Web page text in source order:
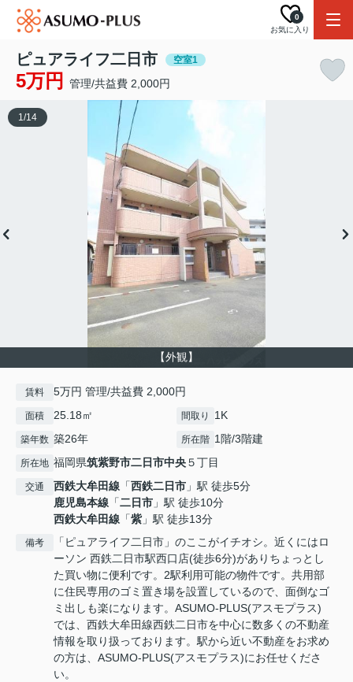
お気に入り
0
ピュアライフ二日市 空室1
5万円 管理/共益費 2,000円
【外観】
1/14
賃料 5万円 管理/共益費 2,000円
面積 25.18㎡ 間取り 1K
築年数 築26年 所在階 1階/3階建
所在地 福岡県筑紫野市二日市中央５丁目
交通 西鉄大牟田線 「西鉄二日市 」駅 徒歩5分
鹿児島本線 「二日市 」駅 徒歩10分
西鉄大牟田線 「紫」駅 徒歩13分
備考
「ピュアライフ二日市」のここがイチオシ。近くにはロ
ーソン 西鉄二日市駅西口店(徒歩6分)がありちょっとし
た買い物に便利です。2駅利用可能の物件です。共用部
に住民専用のゴミ置き場を設置しているので、面倒なゴ
ミ出しも楽になります。ASUMO-PLUS(アスモプラス)
では、西鉄大牟田線西鉄二日市を中心に数多くの不動産
情報を取り扱っております。駅から近い不動産をお求め
の方は、ASUMO-PLUS(アスモプラス)にお任せくださ
い。